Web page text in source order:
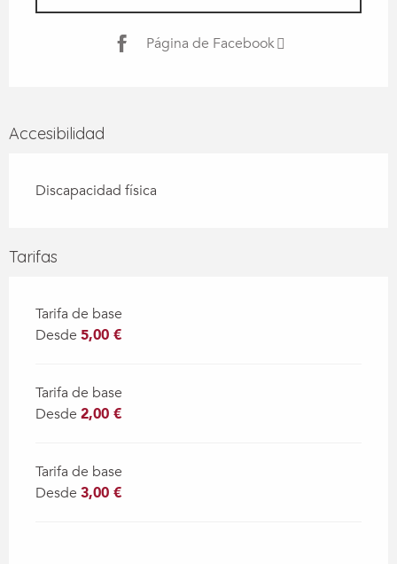
Página de Facebook
Accesibilidad
Discapacidad física
Tarifas
Tarifa de base
Desde 5,00 €
Tarifa de base
Desde 2,00 €
Tarifa de base
Desde 3,00 €